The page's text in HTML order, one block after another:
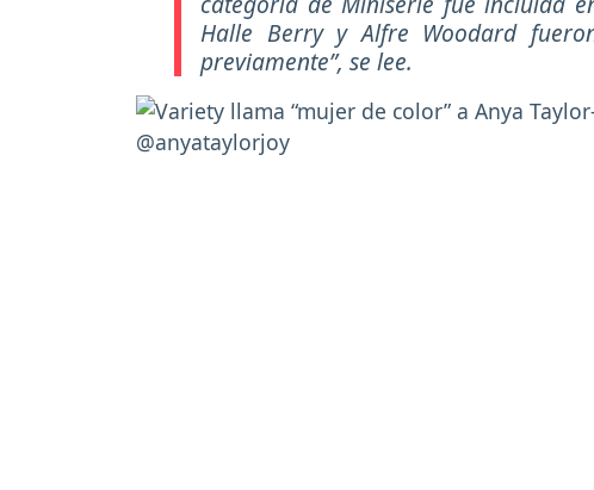
Halle Berry y Alfre Woodard
previamente”, se lee.